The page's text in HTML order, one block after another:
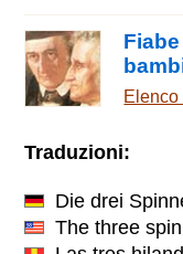
Traduzioni:
Die drei
The three